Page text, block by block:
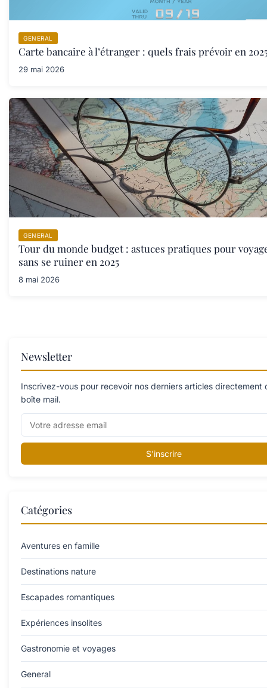
GENERAL
Carte bancaire à l’étranger : quels frais prévoir en
29 mai 2026
GENERAL
Tour du monde budget : astuces pratiques pour
sans se ruiner en 2025
8 mai 2026
Newsletter
Inscrivez-vous pour recevoir nos derniers articles directement
boîte mail.
S'inscrire
Catégories
Aventures en famille
Destinations nature
Escapades romantiques
Expériences insolites
Gastronomie et voyages
General